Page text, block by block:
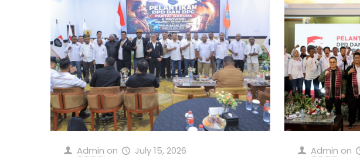
Admin on July 15, 2026 Admin on